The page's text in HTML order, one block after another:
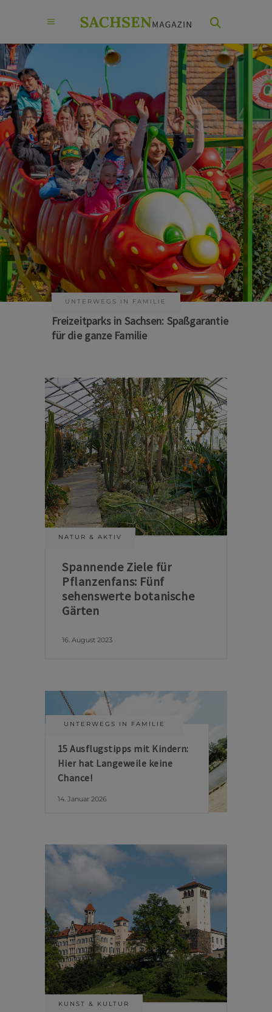
KUNST & KULTUR
Sommer auf Sachsens Theaterbühnen
NATUR & AKTIV
Spannende Ziele für
Pflanzenfans: Fünf
sehenswerte botanische
Gärten
16. August 2023
UNTERWEGS IN FAMILIE
15 Ausflugstipps mit Kindern:
Hier hat Langeweile keine
Chance!
14. Januar 2026
KUNST & KULTUR